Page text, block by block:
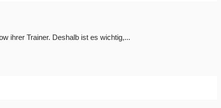
ihrer Trainer. Deshalb ist es wichtig,...